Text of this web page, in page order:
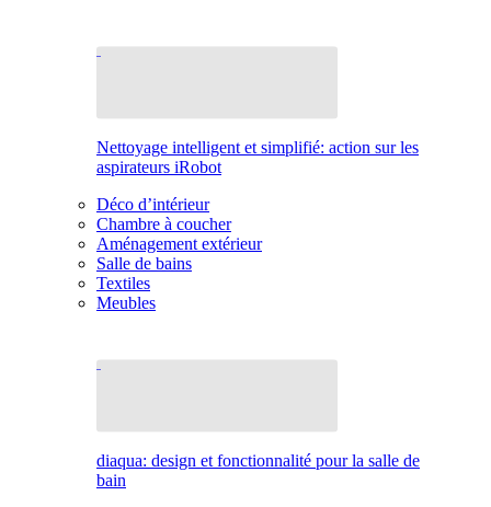
Nettoyage intelligent et simplifié: action sur les
aspirateurs iRobot
Déco d’intérieur
Chambre à coucher
Aménagement extérieur
Salle de bains
Textiles
Meubles
diaqua: design et fonctionnalité pour la salle de
bain